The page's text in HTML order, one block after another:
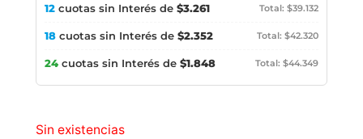
12 cuotas sin Interés de $3.261 Total: $39.132
18 cuotas sin Interés de $2.352 Total: $42.320
24 cuotas sin Interés de $1.848 Total: $44.349
Sin existencias